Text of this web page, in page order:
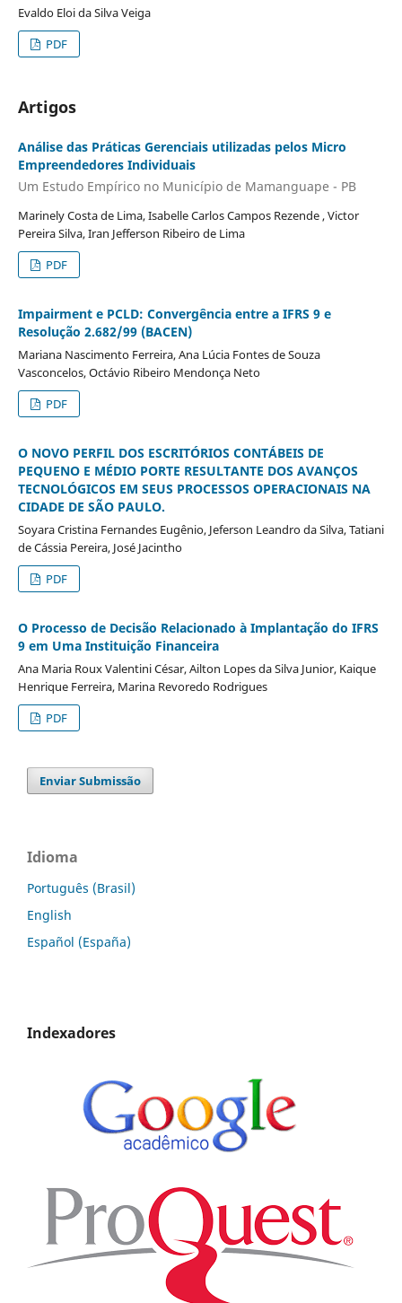
Evaldo Eloi da Silva Veiga
PDF
Artigos
Análise das Práticas Gerenciais utilizadas pelos Micro
Empreendedores Individuais
Um Estudo Empírico no Município de Mamanguape - PB
Marinely Costa de Lima, Isabelle Carlos Campos Rezende , Victor
Pereira Silva, Iran Jefferson Ribeiro de Lima
PDF
Impairment e PCLD: Convergência entre a IFRS 9 e
Resolução 2.682/99 (BACEN)
Mariana Nascimento Ferreira, Ana Lúcia Fontes de Souza
Vasconcelos, Octávio Ribeiro Mendonça Neto
PDF
O NOVO PERFIL DOS ESCRITÓRIOS CONTÁBEIS DE
PEQUENO E MÉDIO PORTE RESULTANTE DOS AVANÇOS
TECNOLÓGICOS EM SEUS PROCESSOS OPERACIONAIS NA
CIDADE DE SÃO PAULO.
Soyara Cristina Fernandes Eugênio, Jeferson Leandro da Silva, Tatiani
de Cássia Pereira, José Jacintho
PDF
O Processo de Decisão Relacionado à Implantação do IFRS
9 em Uma Instituição Financeira
Ana Maria Roux Valentini César, Ailton Lopes da Silva Junior, Kaique
Henrique Ferreira, Marina Revoredo Rodrigues
PDF
Enviar Submissão
Idioma
Português (Brasil)
English
Español (España)
Indexadores